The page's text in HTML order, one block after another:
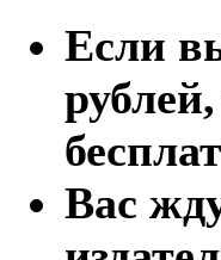
Если
Вас